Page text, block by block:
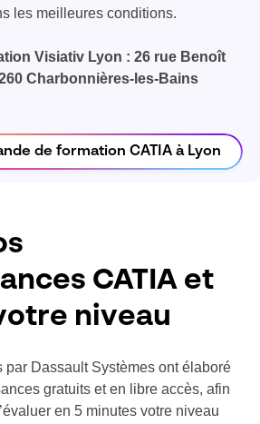
les meilleures conditions.
Visiativ Lyon : 26 rue Benoît
Charbonnières-les-Bains
de formation CATIA à Lyon
CATIA et
niveau
par Dassault Systèmes ont élaboré
gratuits et en libre accès, afin
en 5 minutes votre niveau